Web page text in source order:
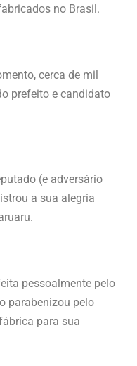
no Brasil.
cerca de mil
prefeito e candidato
(e adversário
a sua alegria
pessoalmente pelo
parabenizou pelo
para sua